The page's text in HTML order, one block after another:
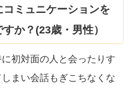
ミュニケーションを
か？(23歳・男性）
初対面の人と会ったりす
まい会話もぎこちなくな